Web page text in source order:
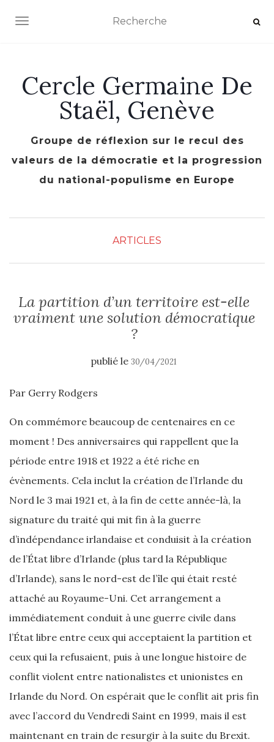
AFFICHER/MASQUER LA NAVIGATION
Cercle Germaine De
Staël, Genève
Groupe de réflexion sur le recul des
valeurs de la démocratie et la progression
du national-populisme en Europe
ARTICLES
La partition d’un territoire est-elle
vraiment une solution démocratique
?
publié le 30/04/2021
Par Gerry Rodgers
On commémore beaucoup de centenaires en ce
moment ! Des anniversaires qui rappellent que la
période entre 1918 et 1922 a été riche en
évènements. Cela inclut la création de l’Irlande du
Nord le 3 mai 1921 et, à la fin de cette année-là, la
signature du traité qui mit fin à la guerre
d’indépendance irlandaise et conduisit à la création
de l’État libre d’Irlande (plus tard la République
d’Irlande), sans le nord-est de l’île qui était resté
attaché au Royaume-Uni. Cet arrangement a
immédiatement conduit à une guerre civile dans
l’État libre entre ceux qui acceptaient la partition et
ceux qui la refusaient, puis à une longue histoire de
conflit violent entre nationalistes et unionistes en
Irlande du Nord. On espérait que le conflit ait pris fin
avec l’accord du Vendredi Saint en 1999, mais il est
maintenant en train de resurgir à la suite du Brexit.